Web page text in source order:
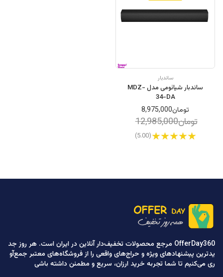
ساندبار
ساندبار شیائومی مدل MDZ-
34-DA
تومان8,975,000
تومان12,985,000
(5.00)
OfferDay360 مرجع محصولات تخفیف‌دار آنلاین در ایران است. هر روز جد
یدترین پیشنهادهای ویژه و حراج‌های واقعی را از فروشگاه‌های معتبر جمع‌آو
ری می‌کنیم تا شما تجربه خرید ارزان، سریع و مطمئن داشته باشی